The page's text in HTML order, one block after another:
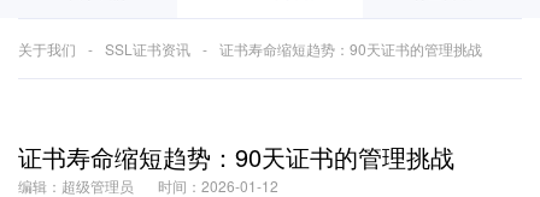
关于我们 SSL证书资讯 证书寿命缩短趋势：90天证书的管理挑战
证书寿命缩短趋势：90天证书的管理挑战
编辑：超级管理员 时间：2026-01-12